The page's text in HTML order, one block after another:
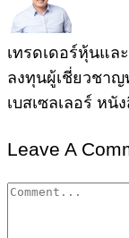
เทรดเดอร์หุ้นแล
ลงทุนผู้เชี่ยวชาญ
เบสเซลเลอร์ หนั
Leave A
Comment